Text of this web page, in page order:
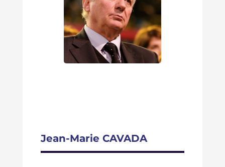
Jean-Marie CAVADA